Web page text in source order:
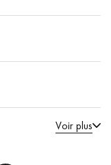
Voir plus